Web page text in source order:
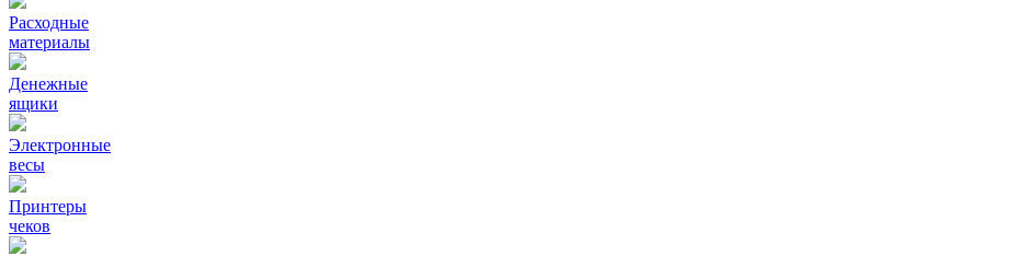
Расходные
материалы
Денежные
ящики
Электронные
весы
Принтеры
чеков